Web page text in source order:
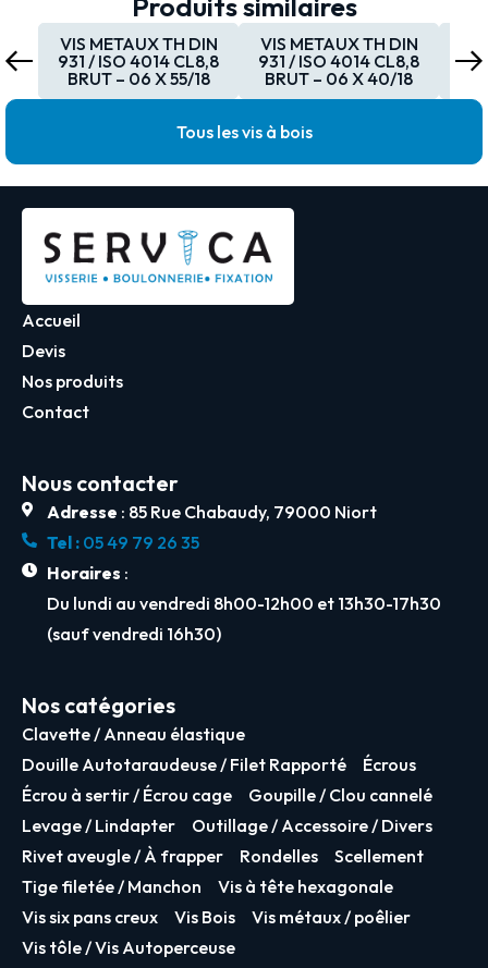
VIS METAUX TH DIN
931 / ISO 4014 CL8,8
BRUT – 06 X 55/18
VIS METAUX TH DIN
931 / ISO 4014 CL8,8
BRUT – 06 X 40/18
Tous les vis à bois
Accueil
Devis
Nos produits
Contact
Nous contacter
Adresse : 85 Rue Chabaudy, 79000 Niort
Tel :05 49 79 26 35
Horaires :
Du lundi au vendredi 8h00-12h00 et 13h30-17h30
(sauf vendredi 16h30)
Nos catégories
Clavette / Anneau élastique
Douille Autotaraudeuse / Filet Rapporté
Écrous
Écrou à sertir / Écrou cage
Goupille / Clou cannelé
Levage / Lindapter
Outillage / Accessoire / Divers
Rivet aveugle / À frapper
Rondelles
Scellement
Tige filetée / Manchon
Vis à tête hexagonale
Vis six pans creux
Vis Bois
Vis métaux / poêlier
Vis tôle / Vis Autoperceuse